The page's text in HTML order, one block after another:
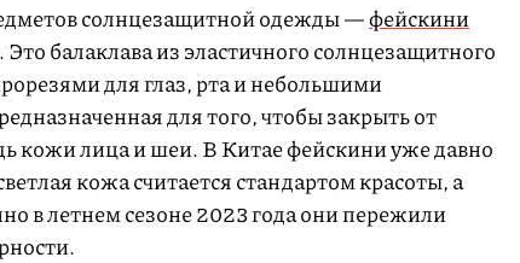
солнцезащитной одежды —фейскини
балаклава из эластичного солнцезащитного
для глаз, рта и небольшими
для того, чтобы закрыть от
кожи лица и шеи. В Китае фейскини уже давно
кожа считается стандартом красоты, а
в летнем сезоне 2023 года они пережили